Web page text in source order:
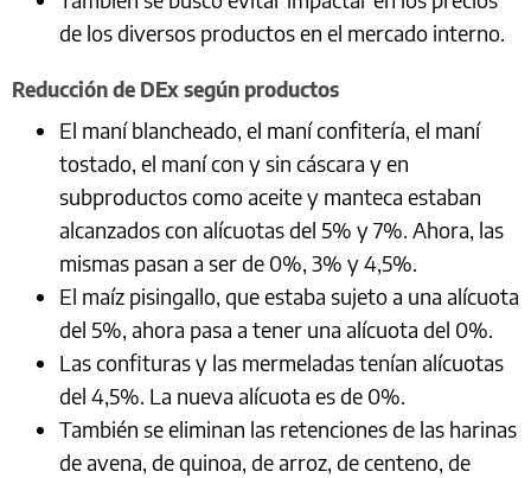
de los diversos productos en el mercado interno.
Reducción de DEx según productos
El maní blancheado, el maní confitería, el maní
tostado, el maní con y sin cáscara y en
subproductos como aceite y manteca estaban
alcanzados con alícuotas del 5% y 7%. Ahora, las
mismas pasan a ser de 0%, 3% y 4,5%.
El maíz pisingallo, que estaba sujeto a una alícuota
del 5%, ahora pasa a tener una alícuota del 0%.
Las confituras y las mermeladas tenían alícuotas
del 4,5%. La nueva alícuota es de 0%.
También se eliminan las retenciones de las harinas
de avena, de quinoa, de arroz, de centeno, de